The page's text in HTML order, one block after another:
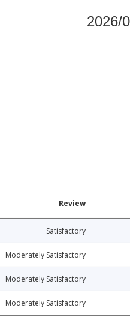
Review
Satisfactory
Moderately Satisfactory
Moderately Satisfactory
Moderately Satisfactory